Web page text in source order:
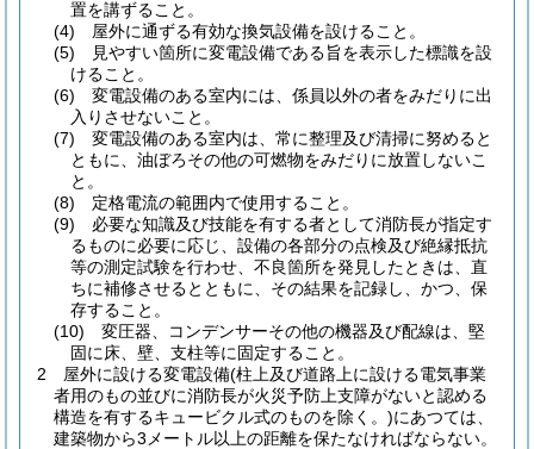
置を講ずること。
(4)
屋外に通ずる有効な換気設備を設けること。
(5)
見やすい箇所に変電設備である旨を表示した標識を設
けること。
(6)
変電設備のある室内には、係員以外の者をみだりに出
入りさせないこと。
(7)
変電設備のある室内は、常に整理及び清掃に努めると
ともに、油ぼろその他の可燃物をみだりに放置しないこ
と。
(8)
定格電流の範囲内で使用すること。
(9)
必要な知識及び技能を有する者として消防長が指定す
るものに必要に応じ、設備の各部分の点検及び絶縁抵抗
等の測定試験を行わせ、不良箇所を発見したときは、直
ちに補修させるとともに、その結果を記録し、かつ、保
存すること。
(10)
変圧器、コンデンサーその他の機器及び配線は、堅
固に床、壁、支柱等に固定すること。
2
屋外に設ける変電設備(柱上及び道路上に設ける電気事業
者用のもの並びに消防長が火災予防上支障がないと認める
構造を有するキュービクル式のものを除く。)にあつては、
建築物から3メートル以上の距離を保たなければならない。